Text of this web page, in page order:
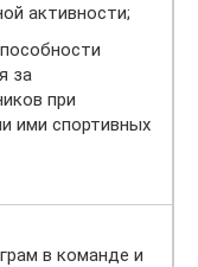
активности;
за
при
ими спортивных
в команде и